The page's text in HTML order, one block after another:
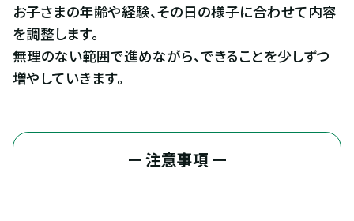
お子さまの年齢や経験、その日の様子に合わせて内容
を調整します。
無理のない範囲で進めながら、できることを少しずつ
増やしていきます。
ー 注意事項 ー